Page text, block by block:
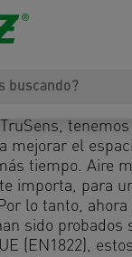
mejorar el
tiempo. Aire
importa, para
lo tanto,
sido probados
(EN1822),